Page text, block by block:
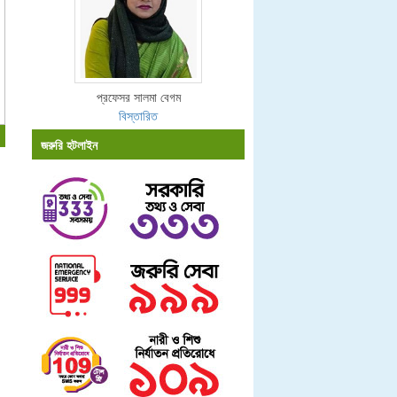
প্রফেসর সালমা বেগম
বিস্তারিত
জরুরি হটলাইন